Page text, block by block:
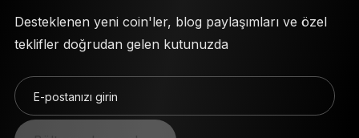
Desteklenen yeni coin'ler, blog paylaşımları ve özel
teklifler doğrudan gelen kutunuzda
E-postanızı girin